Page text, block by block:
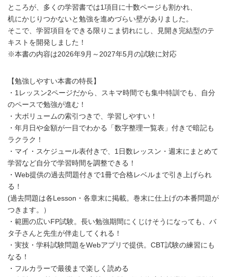
ところが、多くの学習書では1項目に十数ページも割かれ、
机にかじりつかないと勉強を進めづらい壁がありました。
そこで、学習項目をできる限りこま切れにし、見開き完結型のテ
キストを開発しました！
※本書の内容は2026年9月～2027年5月の試験に対応
【勉強しやすい本書の特長】
・1レッスン2ページだから、スキマ時間でも集中特訓でも、自分
のペースで勉強が進む！
・大ボリュームの索引つきで、学習しやすい！
・年月日や金額が一目でわかる「数字整理一覧表」付きで暗記も
ラクラク！
・マイ・スケジュール表付きで、1日数レッスン・週末にまとめて
学習など自分で学習時間を調整できる！
・Web提供の過去問題付きで1冊で合格レベルまで引き上げられ
る！
(過去問題は各Lesson・各章末に掲載。巻末に仕上げの本番問題が
つきます。）
・範囲の広いFP試験。長い勉強期間にくじけそうになっても、バ
タ子さんと先生が伴走してくれる！
・実技・学科試験問題をWebアプリで提供。CBT試験の練習にも
なる！
・フルカラーで最後まで楽しく読める